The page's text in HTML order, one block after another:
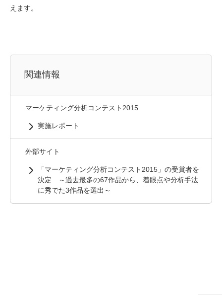
えます。
関連情報
マーケティング分析コンテスト2015
実施レポート
外部サイト
「マーケティング分析コンテスト2015」の受賞者を
決定 ～過去最多の67作品から、着眼点や分析手法
に秀でた3作品を選出～